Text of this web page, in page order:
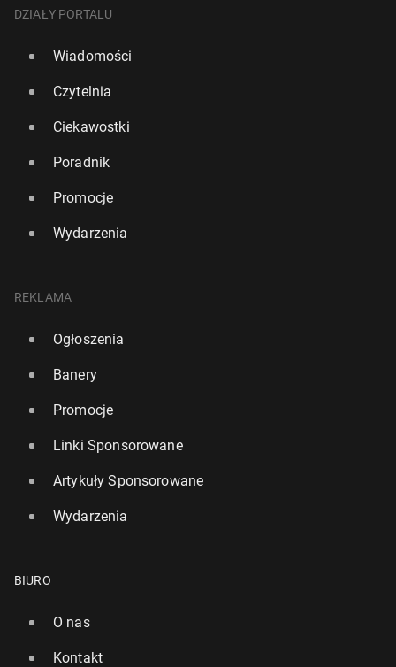
DZIAŁY PORTALU
Wiadomości
Czytelnia
Ciekawostki
Poradnik
Promocje
Wydarzenia
REKLAMA
Ogłoszenia
Banery
Promocje
Linki Sponsorowane
Artykuły Sponsorowane
Wydarzenia
BIURO
O nas
Kontakt